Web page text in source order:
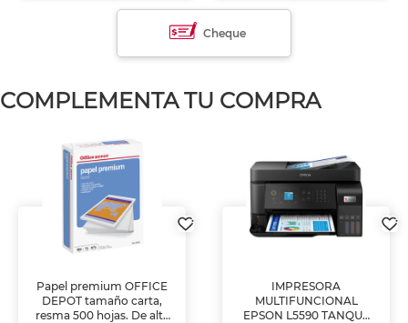
Cheque
COMPLEMENTA TU COMPRA
Papel premium OFFICE
DEPOT tamaño carta,
resma 500 hojas. De alta
IMPRESORA
MULTIFUNCIONAL
EPSON L5590 TANQUE